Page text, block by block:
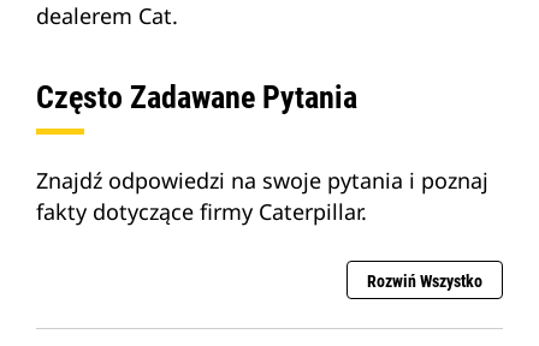
dealerem Cat.
Często Zadawane Pytania
Znajdź odpowiedzi na swoje pytania i poznaj
fakty dotyczące firmy Caterpillar.
Rozwiń Wszystko